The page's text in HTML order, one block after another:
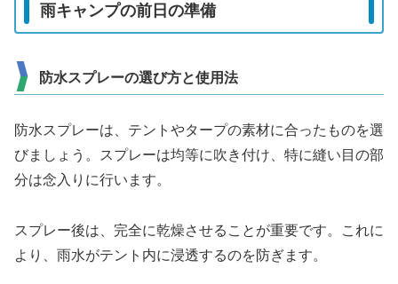
雨キャンプの前日の準備
防水スプレーの選び方と使用法
防水スプレーは、テントやタープの素材に合ったものを選
びましょう。スプレーは均等に吹き付け、特に縫い目の部
分は念入りに行います。
スプレー後は、完全に乾燥させることが重要です。これに
より、雨水がテント内に浸透するのを防ぎます。